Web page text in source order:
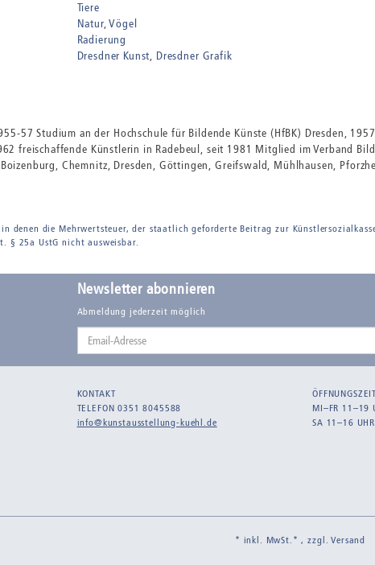
Tiere
Natur Vögel
Radierung
Dresdner Kunst Dresdner Grafik
57 Studium an der Hochschule für Bildende Künste (HfBK) Dresden,
freischaffende Künstlerin in Radebeul, seit 1981 Mitglied im Verband
Chemnitz, Dresden, Göttingen, Greifswald, Mühlhausen,
in denen die Mehrwertsteuer, der staatlich geforderte Beitrag zur
§ 25a UstG nicht ausweisbar.
Newsletter abonnieren
Abmeldung jederzeit möglich
Email-
KONTAKT
TELEFON 0351 8045588
info@kunstausstellung-kuehl.de
MI–FR 11–19
SA 11–16 UHR
* inkl. MwSt.* , zzgl.Versand